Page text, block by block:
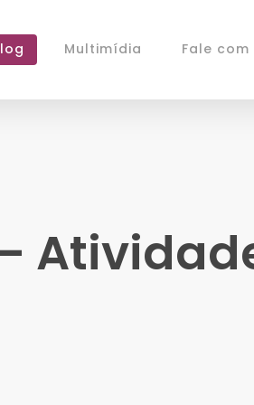
Multimídia Fale com